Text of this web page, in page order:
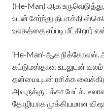
(He-Man) ஆக
உடன் சேர்ந்து தீயசக்தி
உலகத்தை எப்படி மீட்கிறார்
‘He-Man’-ஆக
கட்டுமஸ்தான உடலுடன் வலம்
தன்மையுடன் ரசிக்க
அவருக்கு பக்கா மேட்ச்.
தோழியாக முக்கியமான